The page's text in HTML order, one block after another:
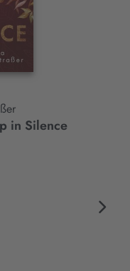
in Silence